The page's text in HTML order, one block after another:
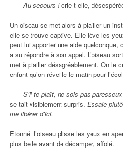
– Au secours ! crie-t-elle,
Un oiseau se met alors à piailler un
elle se trouve captive. Elle lève les
peut lui apporter une aide quelconque,
a su répondre à son appel. L’oiseau
met à piailler désagréablement. On le
enfant qu’on réveille le matin pour
– S’il te plaît, ne sois pas
se tait visiblement surpris. Essaie
me libérer d’ici.
Etonné, l’oiseau plisse les yeux en
plus belle avant de décamper, affolé.